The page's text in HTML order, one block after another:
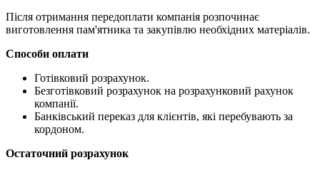
Після отримання передоплати компанія розпочинає
виготовлення пам'ятника та закупівлю необхідних матеріалів.
Способи оплати
Готівковий розрахунок.
Безготівковий розрахунок на розрахунковий рахунок
компанії.
Банківський переказ для клієнтів, які перебувають за
кордоном.
Остаточний розрахунок